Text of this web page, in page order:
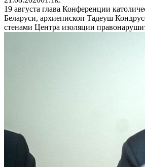
19 августа глава Конференции
Беларуси, архиепископ Тадеуш
стенами Центра изоляции